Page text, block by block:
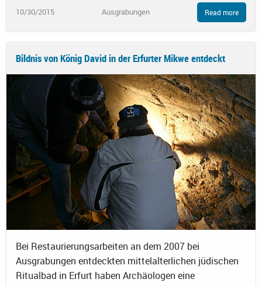
10/30/2015 Ausgrabungen Read more
Bildnis von König David in der Erfurter Mikwe entdeckt
Bei Restaurierungsarbeiten an dem 2007 bei
Ausgrabungen entdeckten mittelalterlichen jüdischen
Ritualbad in Erfurt haben Archäologen eine